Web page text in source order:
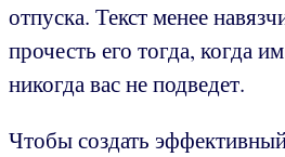
отпуска. Текст менее
прочесть его тогда, когда
никогда вас не подведет.
Чтобы создать